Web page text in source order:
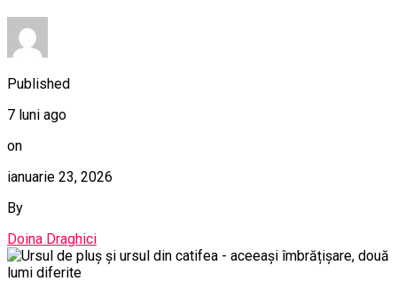
Published
7 luni ago
on
ianuarie 23, 2026
By
Doina Draghici